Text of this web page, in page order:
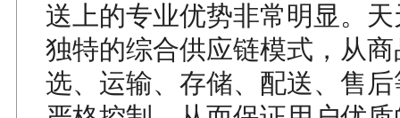
送上的专业优势非常明显。
独特的综合供应链模式，从
选、运输、存储、配送、售